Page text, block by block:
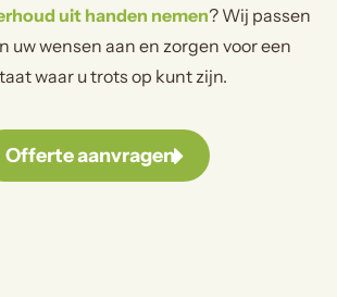
uit handen nemen? Wij passen
uw wensen aan en zorgen voor een
waar u trots op kunt zijn.
Offerte aanvragen